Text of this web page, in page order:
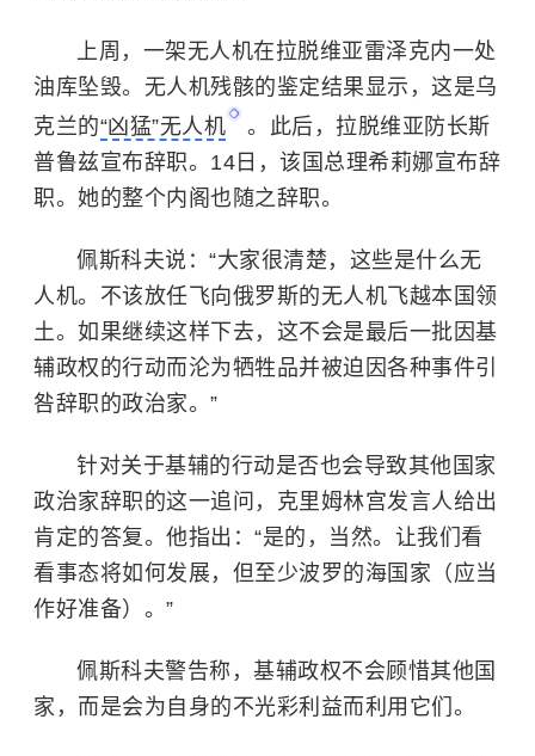
上周，一架无人机在拉脱维亚雷泽克内一处
油库坠毁。无人机残骸的鉴定结果显示，这是乌
克兰的“凶猛”无人机
。此后，拉脱维亚防长斯
普鲁兹宣布辞职。14日，该国总理希莉娜宣布辞
职。她的整个内阁也随之辞职。
佩斯科夫说：“大家很清楚，这些是什么无
人机。不该放任飞向俄罗斯的无人机飞越本国领
土。如果继续这样下去，这不会是最后一批因基
辅政权的行动而沦为牺牲品并被迫因各种事件引
咎辞职的政治家。”
针对关于基辅的行动是否也会导致其他国家
政治家辞职的这一追问， 克里姆林宫发言人给出
肯定的答复。他指出：“是的，当然。让我们看
看事态将如何发展，但至少波罗的海国家（应当
作好准备）。”
佩斯科夫警告称，基辅政权不会顾惜其他国
家，而是会为自身的不光彩利益而利用它们。